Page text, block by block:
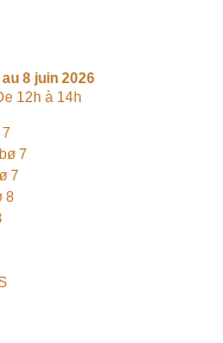
au 8 juin 2026
12h à 14h
7
7
8